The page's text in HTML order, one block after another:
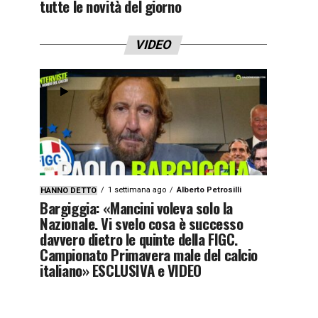
tutte le novità del giorno
VIDEO
HANNO DETTO 1 settimana ago Alberto Petrosilli
Bargiggia: «Mancini voleva solo la
Nazionale. Vi svelo cosa è successo
davvero dietro le quinte della FIGC.
Campionato Primavera male del calcio
italiano» ESCLUSIVA e VIDEO